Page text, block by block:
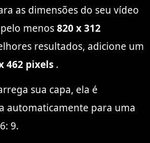
as dimensões do seu vídeo
menos820 x 312
resultados, adicione um
462 pixels .
sua capa, ela é
automaticamente para uma
9.